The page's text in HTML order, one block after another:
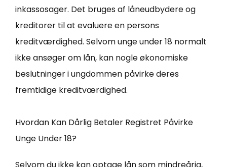
inkassosager. Det bruges af låneudbydere og
kreditorer til at evaluere en persons
kreditværdighed. Selvom unge under 18 normalt
ikke ansøger om lån, kan nogle økonomiske
beslutninger i ungdommen påvirke deres
fremtidige kreditværdighed.
Hvordan Kan Dårlig Betaler Registret Påvirke
Unge Under 18?